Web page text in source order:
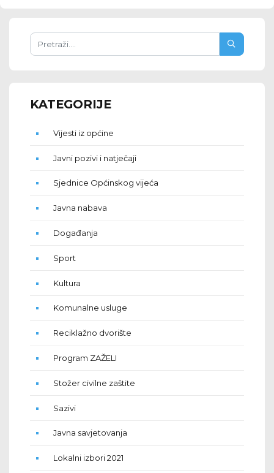
KATEGORIJE
Vijesti iz općine
Javni pozivi i natječaji
Sjednice Općinskog vijeća
Javna nabava
Događanja
Sport
Kultura
Komunalne usluge
Reciklažno dvorište
Program ZAŽELI
Stožer civilne zaštite
Sazivi
Javna savjetovanja
Lokalni izbori 2021